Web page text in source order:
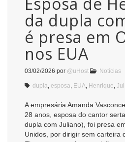
da dupla
é presa em
nos EUA
03/02/2026 por @uHost Notícias
dupla esposa EUA Henrique
A empresária Amanda
28 anos, esposa do cantor
dupla com Juliano), foi presa
Unidos, por dirigir sem carteira